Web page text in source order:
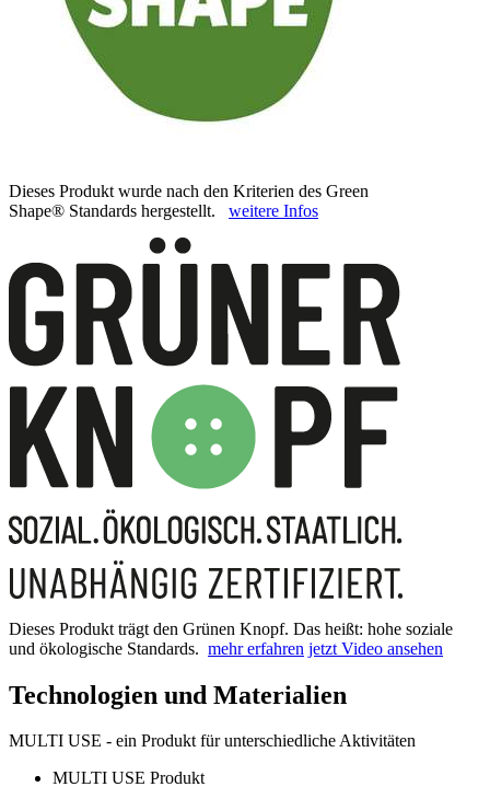
Dieses Produkt wurde nach den Kriterien des Green
Shape® Standards hergestellt. weitere Infos
Dieses Produkt trägt den Grünen Knopf. Das heißt: hohe soziale
und ökologische Standards. mehr erfahren jetzt Video ansehen
Technologien und Materialien
MULTI USE - ein Produkt für unterschiedliche Aktivitäten
MULTI USE Produkt